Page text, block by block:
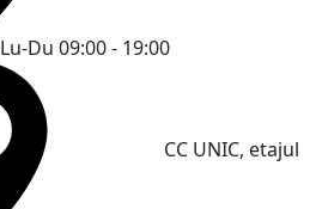
Lu-Du 09:00 - 19:00
CC UNIC, etajul